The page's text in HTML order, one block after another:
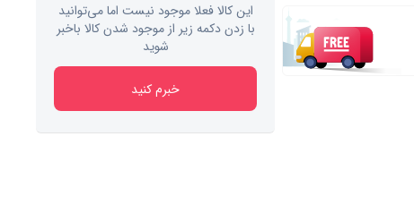
این کالا فعلا موجود نیست اما می‌توانید
با زدن دکمه زیر از موجود شدن کالا باخبر
شوید
خبرم کنید